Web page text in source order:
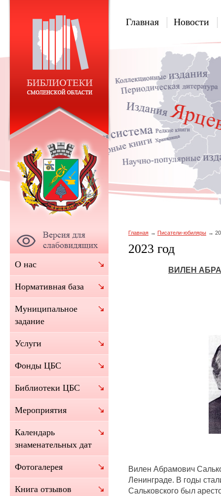
Главная Новости
Главная Писатели-юбиляры
2023 год
ВИЛЕН
Вилен Абрамович
Ленинграде. В годы
Сальковского был
О нас
Нормативная база
Муниципальное
задание
Услуги
Фонды ЦБС
Библиотеки ЦБС
Мероприятия
Календарь
знаменательных дат
Фотогалерея
Книга отзывов